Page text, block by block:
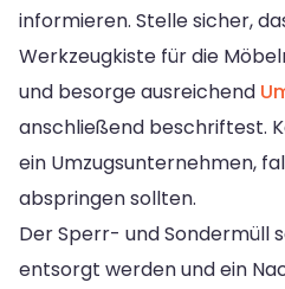
informieren. Stelle sicher,
Werkzeugkiste für die
und besorge ausreichend
anschließend beschriftest.
ein Umzugsunternehmen,
abspringen sollten.
Der Sperr- und Sondermüll
entsorgt werden und ein